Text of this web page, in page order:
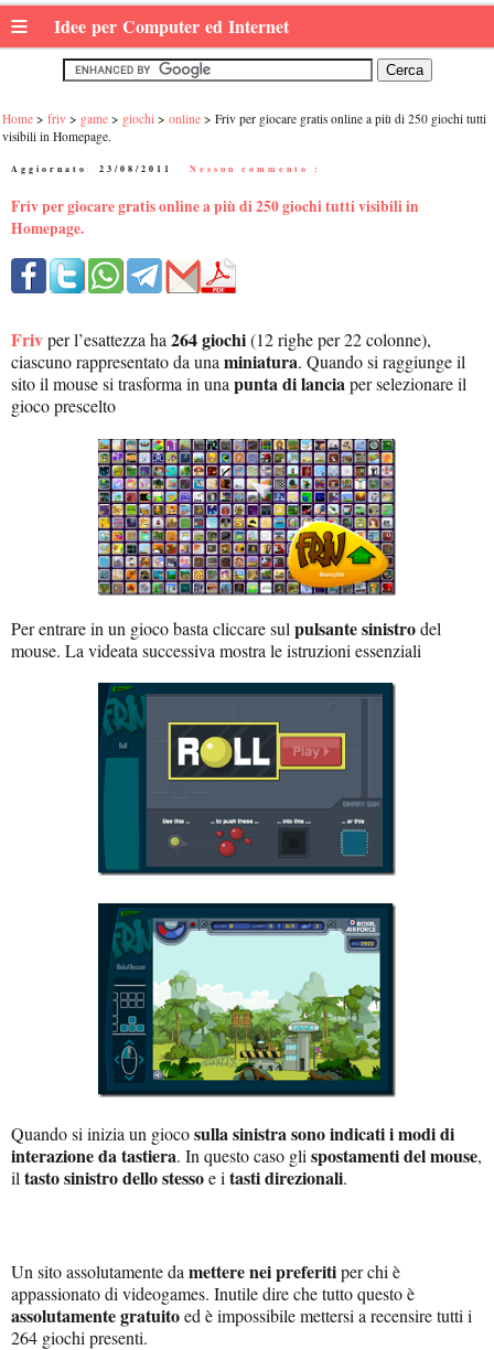
≡ Idee per Computer ed Internet
Home friv game giochi online
Friv per giocare gratis online a più di 250 giochi tutti
visibili in Homepage.
Aggiornato: 23/08/2011 Nessun commento :
Friv per giocare gratis online a più di 250 giochi tutti visibili in
Homepage.
Frivper l’esattezza ha264 giochi(12 righe per 22 colonne),
ciascuno rappresentato da unaminiatura. Quando si raggiunge il
sito il mouse si trasforma in unapunta di lanciaper selezionare il
gioco prescelto
Per entrare in un gioco basta cliccare sul pulsante sinistrodel
mouse. La videata successiva mostra le istruzioni essenziali
Quando si inizia un giocosulla sinistra sono indicati i modi di
interazione da tastiera. In questo caso gli spostamenti del mouse,
il tasto sinistro dello stessoe i tasti direzionali.
Un sito assolutamente da mettere nei preferitiper chi è
appassionato di videogames. Inutile dire che tutto questo è
assolutamente gratuitoed è impossibile mettersi a recensire tutti i
264 giochi presenti.